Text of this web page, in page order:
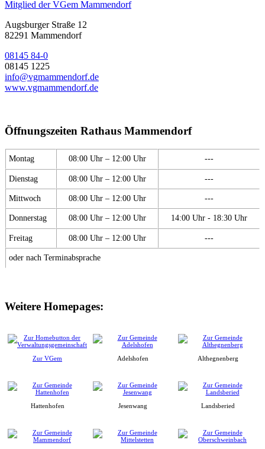
Mitglied der VGem Mammendorf
Augsburger Straße 12
82291 Mammendorf
08145 84-0
08145 1225
info@vgmammendorf.de
www.vgmammendorf.de
Öffnungszeiten Rathaus Mammendorf
Montag 08:00 Uhr – 12:00 Uhr ---
Dienstag 08:00 Uhr – 12:00 Uhr ---
Mittwoch 08:00 Uhr – 12:00 Uhr ---
Donnerstag 08:00 Uhr – 12:00 Uhr 14:00 Uhr - 18:30 Uhr
Freitag 08:00 Uhr – 12:00 Uhr ---
oder nach Terminabsprache
Weitere Homepages:
Zur VGem Adelshofen Althegnenberg
Hattenhofen Jesenwang Landsberied